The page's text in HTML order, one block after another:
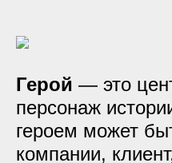
Герой — это
персонаж
героем может
компании,